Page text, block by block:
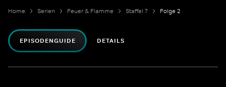
Home Serien Feuer & Flamme Staffel 7 Folge 2
EPISODENGUIDE DETAILS